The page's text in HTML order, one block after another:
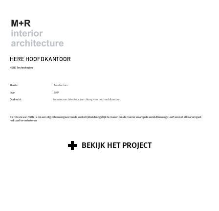
HERE HOOFDKANTOOR
HERE Technologies
Plaats: Amsterdam
Jaar: 2017
Opdracht: Interieurarchitectuur inrichting van het hoofdkantoor.
De missie van HERE is om een ​​digitale weergave van de werkelijkheid mogelijk te maken om de manier waarop de wereld beweegt, leeft en met elkaar omgaat
radicaal te verbeteren
BEKIJK HET PROJECT